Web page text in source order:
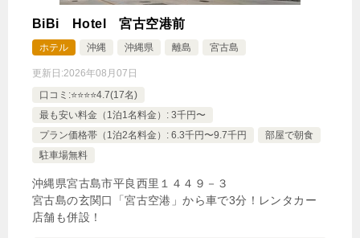
BiBi Hotel 宮古空港前
ホテル 沖縄 沖縄県 離島 宮古島
更新日:2026年08月07日
口コミ:⭐️⭐️⭐️⭐️4.7(17名)
最も安い料金（1泊1名料金）: 3千円〜
プラン価格帯（1泊2名料金）: 6.3千円〜9.7千円
部屋で朝食
駐車場無料
沖縄県宮古島市平良西里１４４９－３
宮古島の玄関口「宮古空港」から車で3分！レンタカー
店舗も併設！